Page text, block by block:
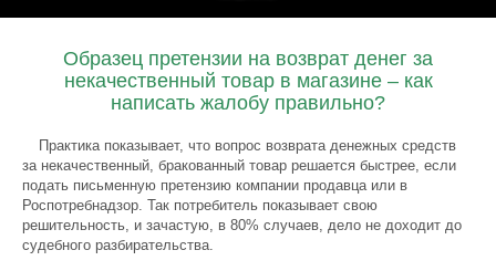
Образец претензии на возврат денег за
некачественный товар в магазине – как
написать жалобу правильно?
Практика показывает, что вопрос возврата денежных средств
за некачественный, бракованный товар решается быстрее, если
подать письменную претензию компании продавца или в
Роспотребнадзор. Так потребитель показывает свою
решительность, и зачастую, в 80% случаев, дело не доходит до
судебного разбирательства.